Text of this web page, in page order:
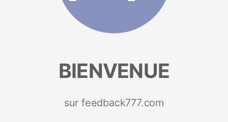
BIENVENUE
sur feedback777.com